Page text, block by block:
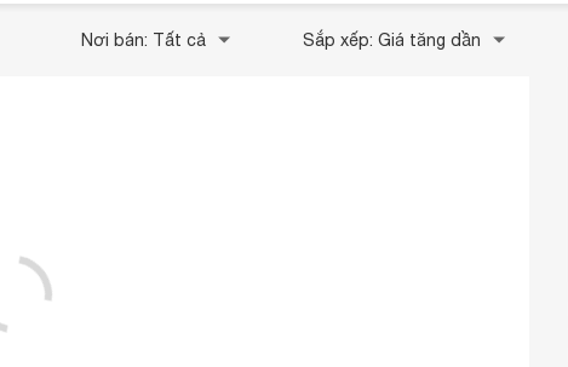
Nơi bán: Tất cả Sắp xếp: Giá tăng dần